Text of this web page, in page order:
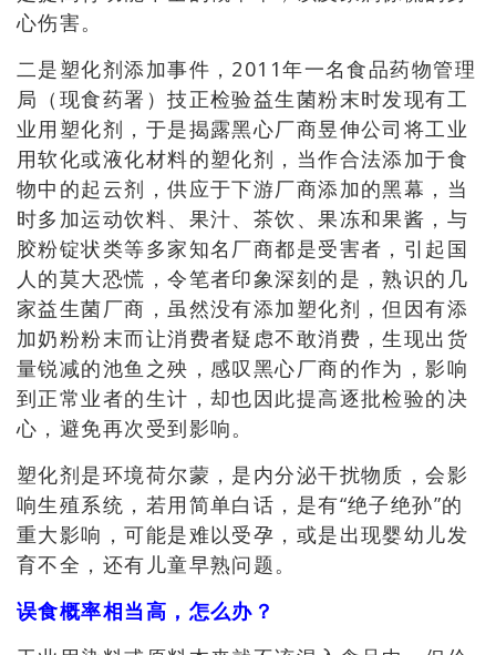
心伤害。
二是塑化剂添加事件，2011年一名食品药物管理
局（现食药署）技正检验益生菌粉末时发现有工
业用塑化剂，于是揭露黑心厂商昱伸公司将工业
用软化或液化材料的塑化剂，当作合法添加于食
物中的起云剂，供应于下游厂商添加的黑幕，当
时多加运动饮料、果汁、茶饮、果冻和果酱，与
胶粉锭状类等多家知名厂商都是受害者，引起国
人的莫大恐慌，令笔者印象深刻的是，熟识的几
家益生菌厂商，虽然没有添加塑化剂，但因有添
加奶粉粉末而让消费者疑虑不敢消费，生现出货
量锐减的池鱼之殃，感叹黑心厂商的作为，影响
到正常业者的生计，却也因此提高逐批检验的决
心，避免再次受到影响。
塑化剂是环境荷尔蒙，是内分泌干扰物质，会影
响生殖系统，若用简单白话，是有“绝子绝孙”的
重大影响，可能是难以受孕，或是出现婴幼儿发
育不全，还有儿童早熟问题。
误食概率相当高，怎么办？